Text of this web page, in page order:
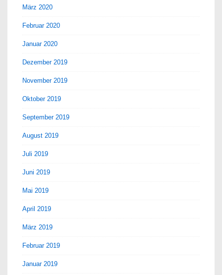
März 2020
Februar 2020
Januar 2020
Dezember 2019
November 2019
Oktober 2019
September 2019
August 2019
Juli 2019
Juni 2019
Mai 2019
April 2019
März 2019
Februar 2019
Januar 2019